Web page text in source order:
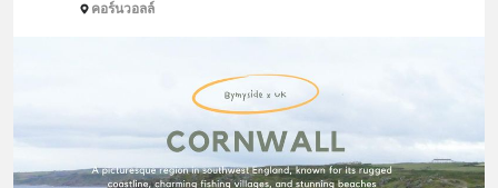
คอร์นวอลล์